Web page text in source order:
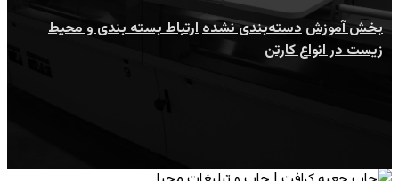
بخش آموزش دسته‌بندی نشدهارتباط بسته بندی و محیط
زیست در انواع کارتن